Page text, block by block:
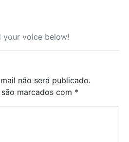
your voice below!
não será publicado.
marcados com *